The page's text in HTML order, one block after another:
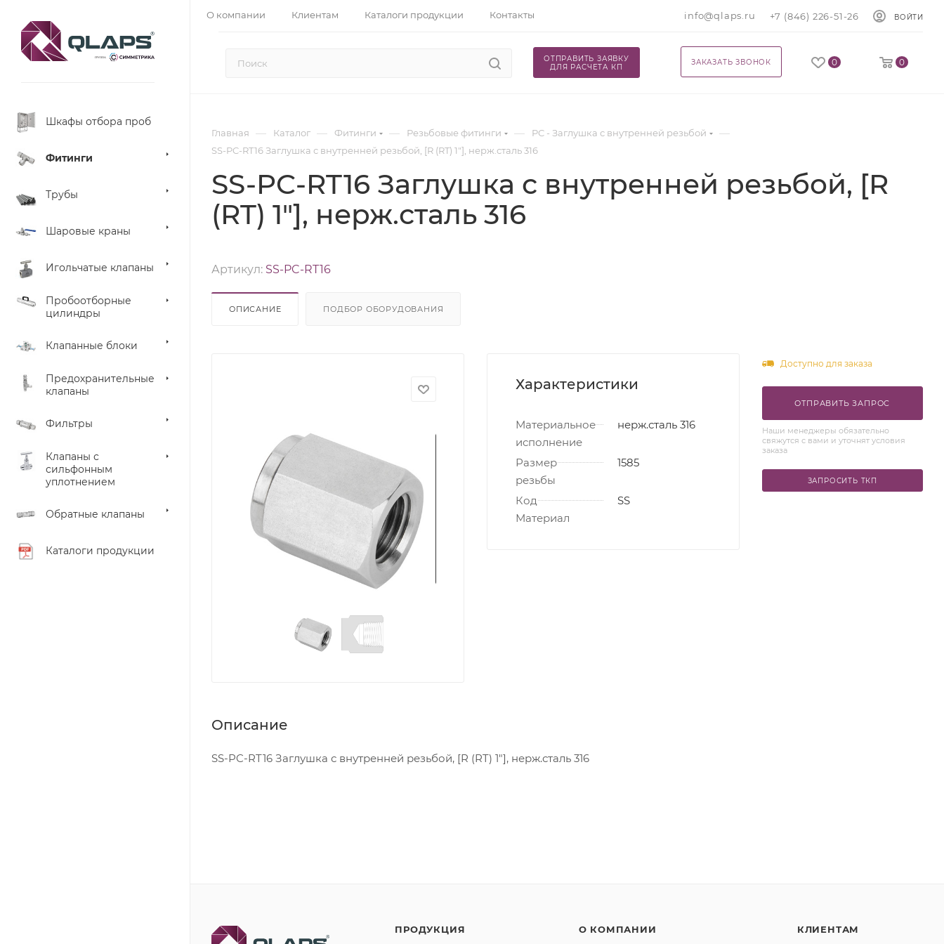
О компании Клиентам Каталоги продукции Контакты info@qlaps.ru +7 (846) 226-51-26 ВОЙТИ
0 0
ЗАКАЗАТЬ ЗВОНОК
ОТПРАВИТЬ ЗАЯВКУ
ДЛЯ РАСЧЕТА КП
Шкафы отбора проб
Фитинги
Трубы
Шаровые краны
Игольчатые клапаны
Пробоотборные
цилиндры
Клапанные блоки
Предохранительные
клапаны
Фильтры
Клапаны с
сильфонным
уплотнением
Обратные клапаны
Каталоги продукции
Главная — Каталог — Фитинги — Резьбовые фитинги — PC - Заглушка с внутренней резьбой —
SS-PC-RT16 Заглушка с внутренней резьбой, [R (RT) 1"], нерж.сталь 316
SS-PC-RT16 Заглушка с внутренней резьбой, [R
(RT) 1"], нерж.сталь 316
Артикул: SS-PC-RT16
ОПИСАНИЕ ПОДБОР ОБОРУДОВАНИЯ
Характеристики
Материальное
исполнение
нерж.сталь 316
Размер
резьбы
1585
Код
Материал
SS
Описание
SS-PC-RT16 Заглушка с внутренней резьбой, [R (RT) 1"], нерж.сталь 316
Доступно для заказа
ОТПРАВИТЬ ЗАПРОС
Наши менеджеры обязательно
свяжутся с вами и уточнят условия
заказа
ЗАПРОСИТЬ ТКП
ПРОДУКЦИЯ О КОМПАНИИ КЛИЕНТАМ